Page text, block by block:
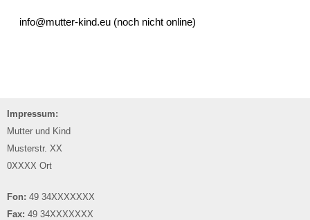
info@mutter-kind.eu (noch nicht online)
Impressum:
Mutter und Kind
Musterstr. XX
0XXXX Ort
Fon: 49 34XXXXXXX
Fax: 49 34XXXXXXX